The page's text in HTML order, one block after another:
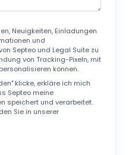
Neuigkeiten, Einladungen
und
Septeo und Legal Suite zu
von Tracking-Pixeln, mit
können.
klicke, erkläre ich mich
Septeo meine
speichert und verarbeitet.
Sie in unserer